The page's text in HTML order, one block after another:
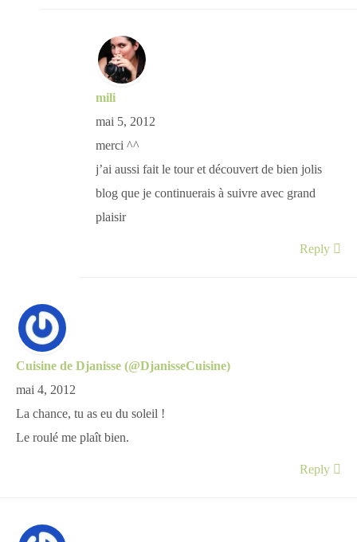
mili
mai 5, 2012
merci ^^
j’ai aussi fait le tour et découvert de bien jolis
blog que je continuerais à suivre avec grand
plaisir
Reply
Cuisine de Djanisse (@DjanisseCuisine)
mai 4, 2012
La chance, tu as eu du soleil !
Le roulé me plaît bien.
Reply